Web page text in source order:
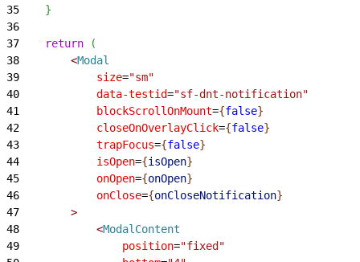
35
}
36
37
    return
(
38
<Modal
39
            size
="sm"
40
            data-testid
="sf-dnt-notification"
41
            blockScrollOnMount
={false}
42
            closeOnOverlayClick
={false}
43
            trapFocus
={false}
44
            isOpen
={isOpen}
45
            onOpen
={onOpen}
46
            onClose
={onCloseNotification}
47
>
48
<ModalContent
49
                position
="fixed"